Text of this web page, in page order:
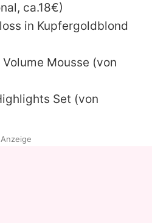
ca.18€)
in Kupfergoldblond
Mousse (von
Set (von
Anzeige